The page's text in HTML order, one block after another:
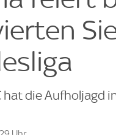
hat die Aufholjagd